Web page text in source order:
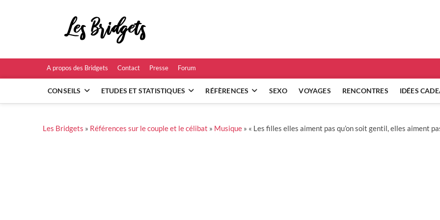
A propos des Bridgets Contact Presse Forum
CONSEILS ETUDES ET STATISTIQUES RÉFÈRENCES SEXO VOYAGES RENCONTRES IDÉES
Les Bridgets » Références sur le couple et le célibat » Musique » « Les filles elles aiment pas qu’on soit gentil, elles aiment